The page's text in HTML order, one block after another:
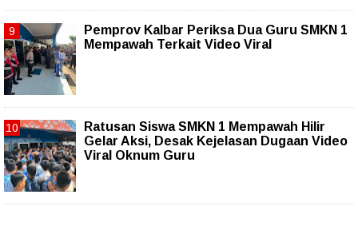
Pemprov Kalbar Periksa Dua Guru SMKN 1
Mempawah Terkait Video Viral
Ratusan Siswa SMKN 1 Mempawah Hilir
Gelar Aksi, Desak Kejelasan Dugaan Video
Viral Oknum Guru